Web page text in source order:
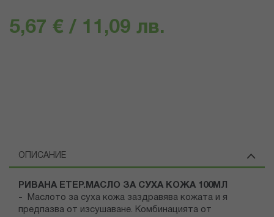
5,67 € / 11,09 лв.
ОПИСАНИЕ
РИВАНА ЕТЕР.МАСЛО ЗА СУХА КОЖА 100МЛ
-
Маслото за суха кожа заздравява кожата и я
предпазва от изсушаване. Комбинацията от